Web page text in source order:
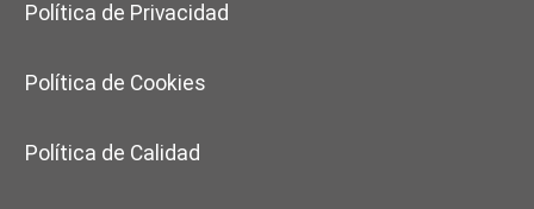
Política de Privacidad
Política de Cookies
Política de Calidad